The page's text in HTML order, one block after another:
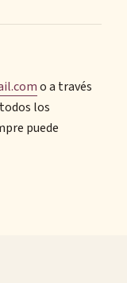
o a través
los
puede